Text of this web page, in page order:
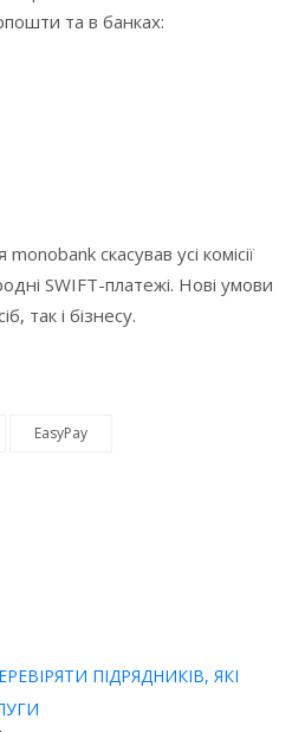
та в банках:
скасував усі комісії
SWIFT-платежі. Нові умови
так і бізнесу.
EasyPay
ПІДРЯДНИКІВ, ЯКІ